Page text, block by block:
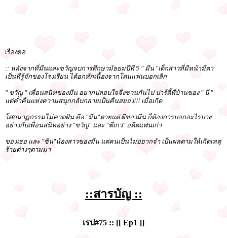
เรื่องย่อ
:: หลังจากที่มีนและขวัญจบการศึกษามัธยมปีที่ 5 " มีน "เด็กสาวที่มีหน้ามีตา
เป็นที่รู้จักของโรงเรียน ได้อกหักเนื้องจากโดนแฟนบอกเลิก
" ขวัญ " เพื่อนสนิทของมีน อยากปลอบใจจึงชวนกันไป ปาร์ตี้ที่บ้านของ " บี "
แต่ค่ำคืนแห่งความสนุกกลับกลายเป็นคืนสยอง!!! เมื่อเกิด
โศกนาฏกรรมไม่คาดฝัน คือ "มีน"ตายแต่ ผีของมีน ก็ต้องการบอกอะไรบาง
อย่างกับเพื่อนสนิทอย่าง "ขวัญ" และ "พี่เกว" อดีตแฟนเก่า
ของเธอ และ "ซิน"น้องสาวของมีน แต่คนเป็นไม่อยากจำ เป็นผลตามให้เกิดเหตุ
ร้ายต่างๆตามมา
::สารบัญ ::
เรป#75 :: [[ Ep1 ]]